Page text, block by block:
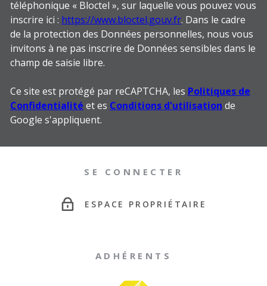
téléphonique « Bloctel », sur laquelle vous pouvez vous
inscrire ici : https://www.bloctel.gouv.fr. Dans le cadre
de la protection des Données personnelles, nous vous
invitons à ne pas inscrire de Données sensibles dans le
champ de saisie libre.
Ce site est protégé par reCAPTCHA, les Politiques de
Confidentialité et es Conditions d'utilisation de
Google s'appliquent.
SE CONNECTER
ESPACE PROPRIÉTAIRE
ADHÉRENTS